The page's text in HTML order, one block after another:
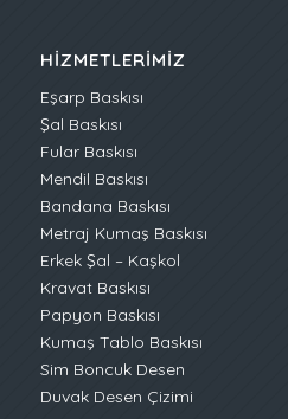
HIZMETLERIMIZ
Eşarp Baskısı
Şal Baskısı
Fular Baskısı
Mendil Baskısı
Bandana Baskısı
Metraj Kumaş Baskısı
Erkek Şal – Kaşkol
Kravat Baskısı
Papyon Baskısı
Kumaş Tablo Baskısı
Sim Boncuk Desen
Duvak Desen Çizimi